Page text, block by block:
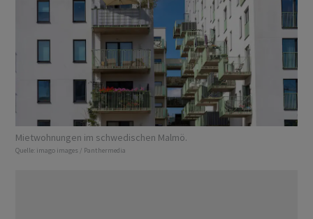
Mietwohnungen im schwedischen Malmö.
Quelle: imago images / Panthermedia